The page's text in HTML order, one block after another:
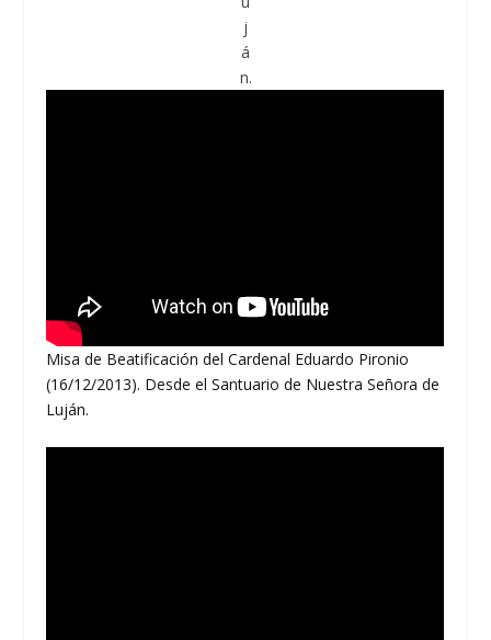
j
á
n.
Misa de Beatificación del Cardenal Eduardo Pironio
(16/12/2013). Desde el Santuario de Nuestra Señora de
Luján.